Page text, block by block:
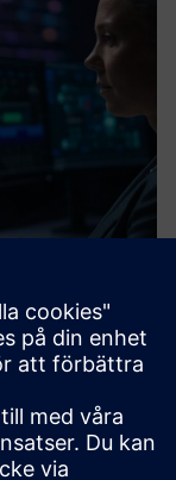
level
situations